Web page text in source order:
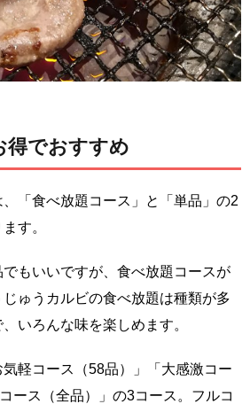
得でおすすめ
「食べ放題コース」と「単品」の2
す。
もいいですが、食べ放題コースが
ゅうカルビの食べ放題は種類が多
いろんな味を楽しめます。
軽コース（58品）」「大感激コー
ース（全品）」の3コース。フルコ